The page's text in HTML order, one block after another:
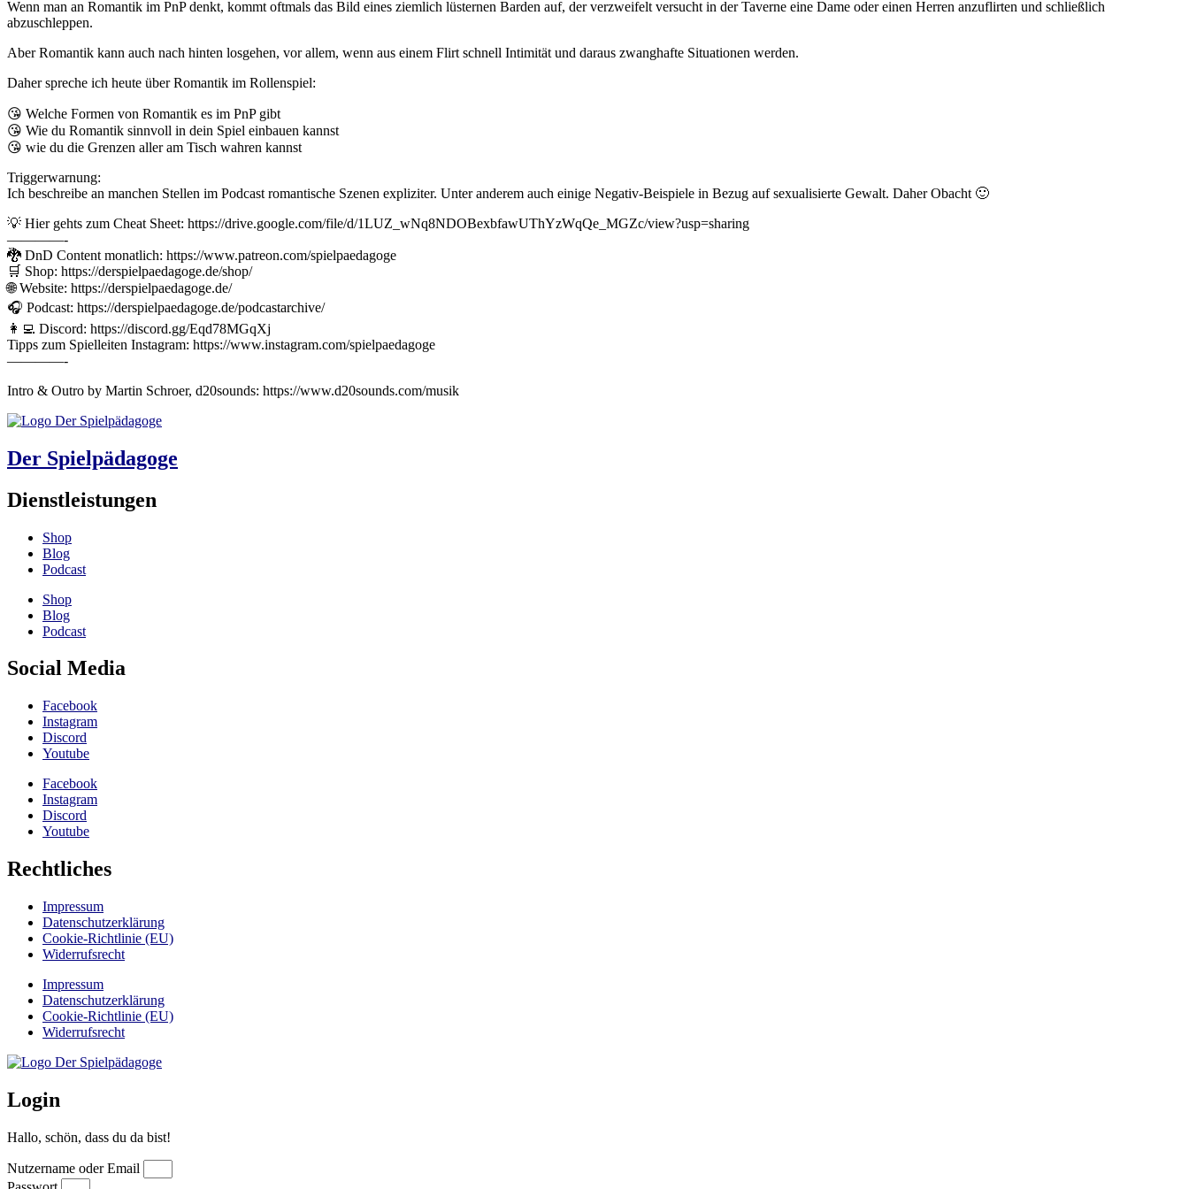
Wenn man an Romantik im PnP denkt, kommt oftmals das Bild eines ziemlich lüsternen Barden auf, der verzweifelt versucht in der Taverne eine Dame oder einen Herren anzuflirten und schließlich
abzuschleppen.
Aber Romantik kann auch nach hinten losgehen, vor allem, wenn aus einem Flirt schnell Intimität und daraus zwanghafte Situationen werden.
Daher spreche ich heute über Romantik im Rollenspiel:
😘 Welche Formen von Romantik es im PnP gibt
😘 Wie du Romantik sinnvoll in dein Spiel einbauen kannst
😘 wie du die Grenzen aller am Tisch wahren kannst
Triggerwarnung:
Ich beschreibe an manchen Stellen im Podcast romantische Szenen expliziter. Unter anderem auch einige Negativ-Beispiele in Bezug auf sexualisierte Gewalt. Daher Obacht 🙂
💡 Hier gehts zum Cheat Sheet: https://drive.google.com/file/d/1LUZ_wNq8NDOBexbfawUThYzWqQe_MGZc/view?usp=sharing
————-
🐉 DnD Content monatlich: https://www.patreon.com/spielpaedagoge
🛒 Shop: https://derspielpaedagoge.de/shop/
🌐 Website: https://derspielpaedagoge.de/
🎧 Podcast: https://derspielpaedagoge.de/podcastarchive/
👩‍💻 Discord: https://discord.gg/Eqd78MGqXj
Tipps zum Spielleiten Instagram: https://www.instagram.com/spielpaedagoge
————-
Intro & Outro by Martin Schroer, d20sounds: https://www.d20sounds.com/musik
Der Spielpädagoge
Dienstleistungen
Shop
Blog
Podcast
Shop
Blog
Podcast
Social Media
Facebook
Instagram
Discord
Youtube
Facebook
Instagram
Discord
Youtube
Rechtliches
Impressum
Datenschutzerklärung
Cookie-Richtlinie (EU)
Widerrufsrecht
Impressum
Datenschutzerklärung
Cookie-Richtlinie (EU)
Widerrufsrecht
Login
Hallo, schön, dass du da bist!
Nutzername oder Email